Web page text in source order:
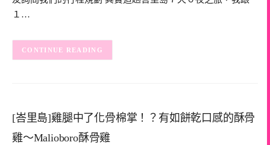
１…
CONTINUE READING
[峇里島]雞腿中了化骨棉掌！？有如餅乾口感的酥骨
雞～Malioboro酥骨雞